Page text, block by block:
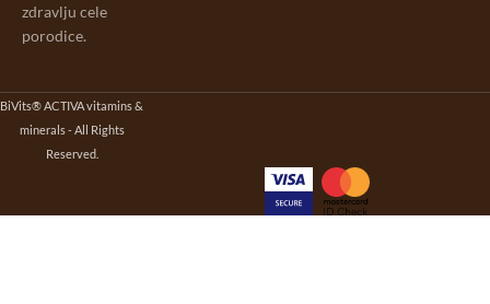
zdravlju cele
porodice.
BiVits® ACTIVA vitamins &
minerals - All Rights
Reserved.